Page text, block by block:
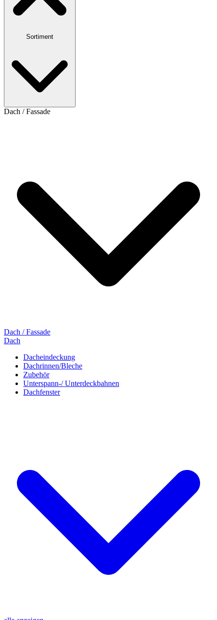
Sortiment
Dach / Fassade
Dach / Fassade
Dach
Dacheindeckung
Dachrinnen/Bleche
Zubehör
Unterspann-/ Unterdeckbahnen
Dachfenster